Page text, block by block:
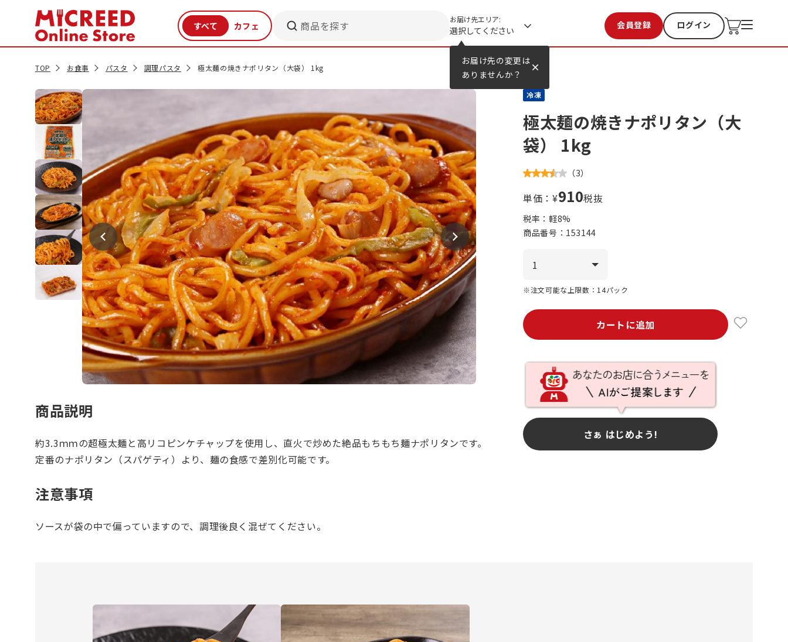
お届け先の変更は
ありませんか？
商品を探す お届け先エリア:
選択してください 会員登録 ログイン
お気に入り 過去購入
TOP お食事 パスタ 調理パスタ 極太麺の焼きナポリタン（大袋） 1kg
冷凍
極太麺の焼きナポリタン（大
袋） 1kg
（3）
単価：¥910税抜
税率：軽8%
商品番号： 153144
※注文可能な上限数：14パック
カートに追加
さぁ はじめよう!
商品説明
約3.3ｍｍの超極太麺と高リコピンケチャップを使用し、直火で炒めた絶品もちもち麺ナポリタンです。
定番のナポリタン（スパゲティ）より、麺の食感で差別化可能です。
注意事項
ソースが袋の中で偏っていますので、調理後良く混ぜてください。